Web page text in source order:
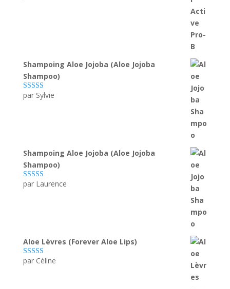
Shampoing Aloe Jojoba (Aloe Jojoba
Shampoo)
Note5sur 5
par Sylvie
Shampoing Aloe Jojoba (Aloe Jojoba
Shampoo)
Note5sur 5
par Laurence
Aloe Lèvres (Forever Aloe Lips)
Note5sur 5
par Céline